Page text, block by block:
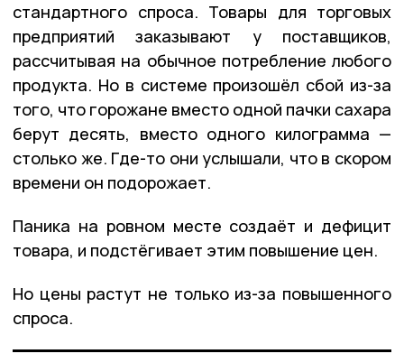
стандартного спроса. Товары для торговых
предприятий заказывают у поставщиков,
рассчитывая на обычное потребление любого
продукта. Но в системе произошёл сбой из-за
того, что горожане вместо одной пачки сахара
берут десять, вместо одного килограмма —
столько же. Где-то они услышали, что в скором
времени он подорожает.
Паника на ровном месте создаёт и дефицит
товара, и подстёгивает этим повышение цен.
Но цены растут не только из-за повышенного
спроса.